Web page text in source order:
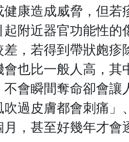
康造成威脅，但若
附近器官功能性
，若得到帶狀皰
也比一般人高，
會瞬間奪命卻會
過皮膚都會刺痛」
，甚至好幾年才